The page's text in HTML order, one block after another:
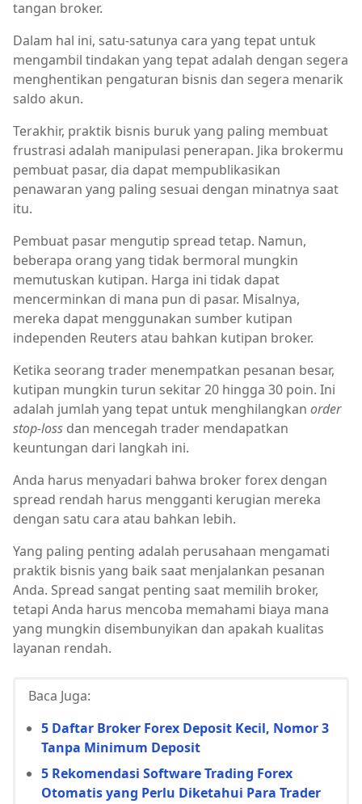
tangan broker.
Dalam hal ini, satu-satunya cara yang tepat untuk
mengambil tindakan yang tepat adalah dengan segera
menghentikan pengaturan bisnis dan segera menarik
saldo akun.
Terakhir, praktik bisnis buruk yang paling membuat
frustrasi adalah manipulasi penerapan. Jika brokermu
pembuat pasar, dia dapat mempublikasikan
penawaran yang paling sesuai dengan minatnya saat
itu.
Pembuat pasar mengutip spread tetap. Namun,
beberapa orang yang tidak bermoral mungkin
memutuskan kutipan. Harga ini tidak dapat
mencerminkan di mana pun di pasar. Misalnya,
mereka dapat menggunakan sumber kutipan
independen Reuters atau bahkan kutipan broker.
Ketika seorang trader menempatkan pesanan besar,
kutipan mungkin turun sekitar 20 hingga 30 poin. Ini
adalah jumlah yang tepat untuk menghilangkan order
stop-loss dan mencegah trader mendapatkan
keuntungan dari langkah ini.
Anda harus menyadari bahwa broker forex dengan
spread rendah harus mengganti kerugian mereka
dengan satu cara atau bahkan lebih.
Yang paling penting adalah perusahaan mengamati
praktik bisnis yang baik saat menjalankan pesanan
Anda. Spread sangat penting saat memilih broker,
tetapi Anda harus mencoba memahami biaya mana
yang mungkin disembunyikan dan apakah kualitas
layanan rendah.
Baca Juga:
5 Daftar Broker Forex Deposit Kecil, Nomor 3
Tanpa Minimum Deposit
5 Rekomendasi Software Trading Forex
Otomatis yang Perlu Diketahui Para Trader